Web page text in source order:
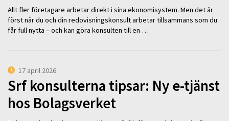
Allt fler företagare arbetar direkt i sina ekonomisystem. Men det är
först när du och din redovisningskonsult arbetar tillsammans som du
får full nytta – och kan göra konsulten till en …
17 april 2026
Srf konsulterna tipsar: Ny e-tjänst
hos Bolagsverket